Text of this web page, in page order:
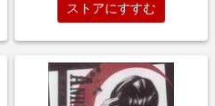
ストアにすすむ